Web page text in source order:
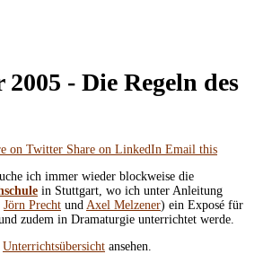
2005 - Die Regeln des
on Twitter Share on LinkedIn Email this
ich immer wieder blockweise die
in Stuttgart, wo ich unter Anleitung
Jörn Precht und Axel Melzener) ein Exposé für
zudem in Dramaturgie unterrichtet werde.
Unterrichtsübersicht ansehen.